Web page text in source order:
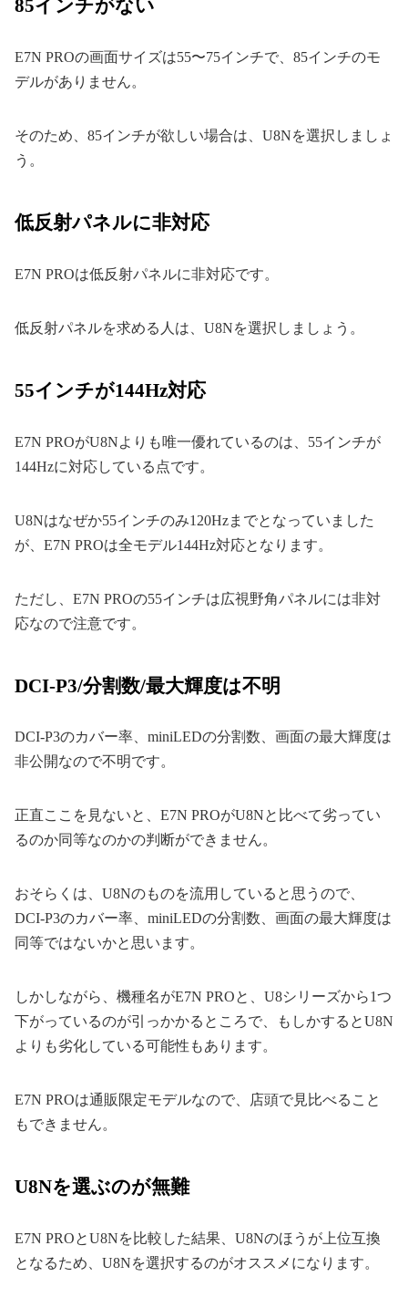
85インチがない
E7N PROの画面サイズは55〜75インチで、85インチのモ
デルがありません。
そのため、85インチが欲しい場合は、U8Nを選択しましょ
う。
低反射パネルに非対応
E7N PROは低反射パネルに非対応です。
低反射パネルを求める人は、U8Nを選択しましょう。
55インチが144Hz対応
E7N PROがU8Nよりも唯一優れているのは、55インチが
144Hzに対応している点です。
U8Nはなぜか55インチのみ120Hzまでとなっていました
が、E7N PROは全モデル144Hz対応となります。
ただし、E7N PROの55インチは広視野角パネルには非対
応なので注意です。
DCI-P3/分割数/最大輝度は不明
DCI-P3のカバー率、miniLEDの分割数、画面の最大輝度は
非公開なので不明です。
正直ここを見ないと、E7N PROがU8Nと比べて劣ってい
るのか同等なのかの判断ができません。
おそらくは、U8Nのものを流用していると思うので、
DCI-P3のカバー率、miniLEDの分割数、画面の最大輝度は
同等ではないかと思います。
しかしながら、機種名がE7N PROと、U8シリーズから1つ
下がっているのが引っかかるところで、もしかするとU8N
よりも劣化している可能性もあります。
E7N PROは通販限定モデルなので、店頭で見比べること
もできません。
U8Nを選ぶのが無難
E7N PROとU8Nを比較した結果、U8Nのほうが上位互換
となるため、U8Nを選択するのがオススメになります。